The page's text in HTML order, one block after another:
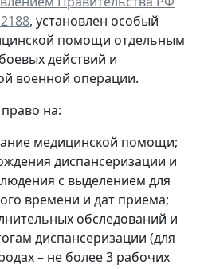
, установлен особый
помощи отдельным
действий и
военной операции.
на:
медицинской помощи;
диспансеризации и
с выделением для
времени и дат приема;
обследований и
диспансеризации (для
– не более 3 рабочих